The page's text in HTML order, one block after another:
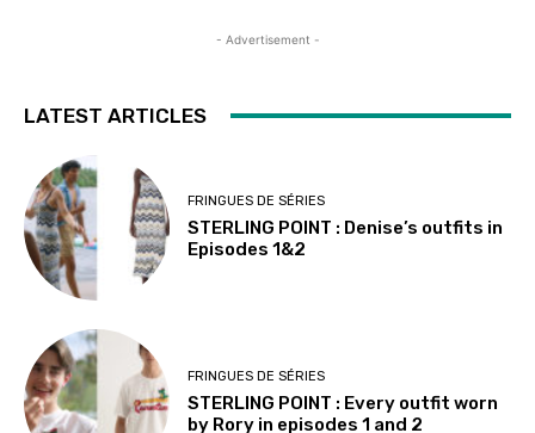
- Advertisement -
LATEST ARTICLES
FRINGUES DE SÉRIES
STERLING POINT : Denise’s outfits in
Episodes 1&2
FRINGUES DE SÉRIES
STERLING POINT : Every outfit worn
by Rory in episodes 1 and 2